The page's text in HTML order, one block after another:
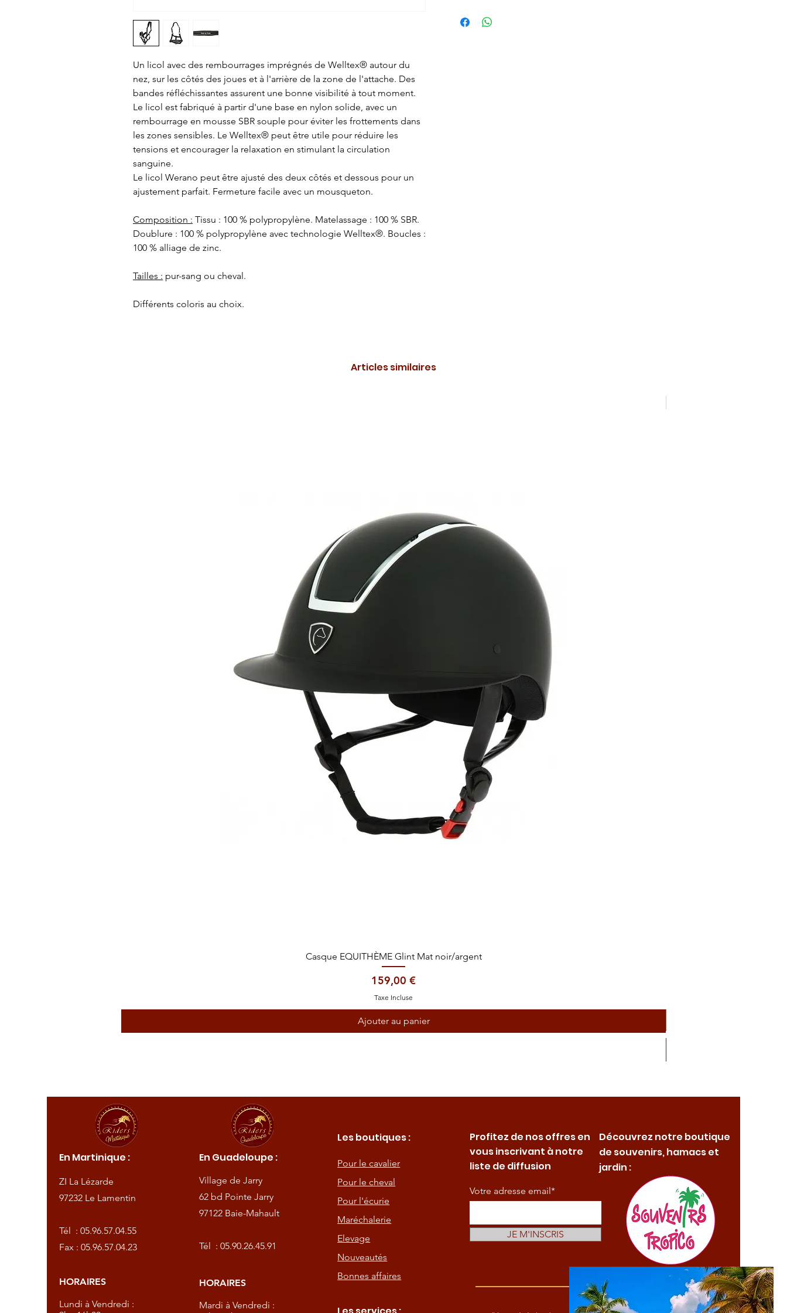
Un licol avec des rembourrages imprégnés de Welltex® autour du
nez, sur les côtés des joues et à l'arrière de la zone de l'attache. Des
bandes réfléchissantes assurent une bonne visibilité à tout moment.
Le licol est fabriqué à partir d'une base en nylon solide, avec un
rembourrage en mousse SBR souple pour éviter les frottements dans
les zones sensibles. Le Welltex® peut être utile pour réduire les
tensions et encourager la relaxation en stimulant la circulation
sanguine.
Le licol Werano peut être ajusté des deux côtés et dessous pour un
ajustement parfait. Fermeture facile avec un mousqueton.
Composition : Tissu : 100 % polypropylène. Matelassage : 100 % SBR.
Doublure : 100 % polypropylène avec technologie Welltex®. Boucles :
100 % alliage de zinc.
Tailles : pur-sang ou cheval.
Différents coloris au choix.
Articles similaires
Aperçu rapide
Casque EQUITHÈME Glint Mat noir/argent
Prix
159,00 €
Taxe Incluse
Ajouter au panier
En Martinique :
ZI La Lézarde
97232 Le Lamentin
Tél :05.96.57.04.55
Fax : 05.96.57.04.23
HORAIRES
Lundi à Vendredi :
En Guadeloupe :
Village de Jarry
62 bd Pointe Jarry
97122 Baie-Mahault
Tél : 05.90.26.45.91
HORAIRES
Mardi à Vendredi :
Les boutiques :
Pour le cavalier
Pour le cheval
Pour l'écurie
Maréchalerie
Elevage
Nouveautés
Bonnes affaires
Profitez de nos offres en
vous inscrivant à notre
liste de diffusion
Votre adresse email*
JE M'INSCRIS
Découvrez notre boutique
de souvenirs, hamacs et
jardin :